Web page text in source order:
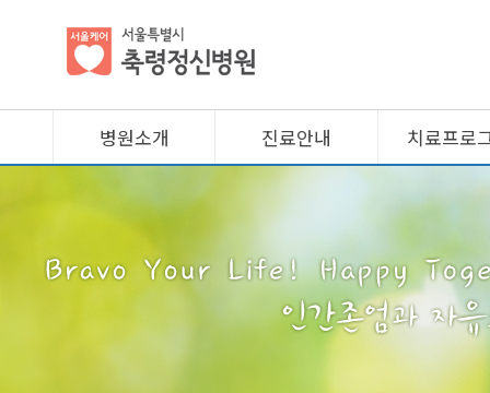
병원소개 진료안내 치료프로